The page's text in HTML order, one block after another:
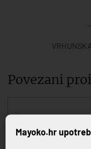
Povezani
Mayoko.hr